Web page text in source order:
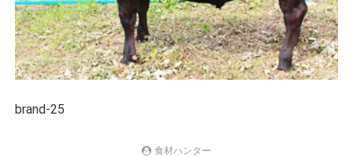
brand-25
食材ハンター